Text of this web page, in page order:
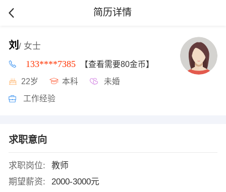
简历详情
刘 / 女士
133****7385 【查看需要80金币】
22岁 本科 未婚
工作经验
求职意向
求职岗位:
教师
期望薪资:
2000-3000元